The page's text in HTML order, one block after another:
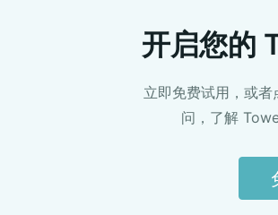
开启您的
立即免费试用，或
问，了解